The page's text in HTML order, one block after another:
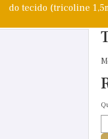
do tecido (tricoline